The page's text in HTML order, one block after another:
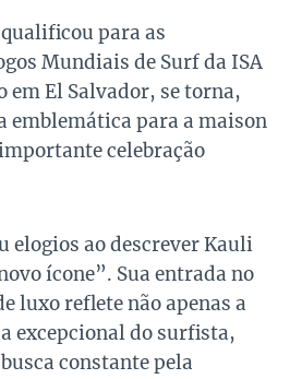
para as
Mundiais de Surf da ISA
em El Salvador, se torna,
emblemática para a maison
celebração
elogios ao descrever Kauli
ícone”. Sua entrada no
luxo reflete não apenas a
excepcional do surfista,
constante pela